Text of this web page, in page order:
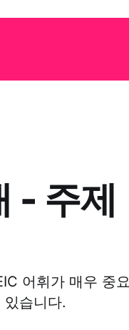
- 주제
어휘가 매우 중요
습니다.